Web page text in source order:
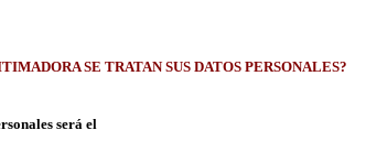
SE TRATAN SUS DATOS PERSONALES?
será el